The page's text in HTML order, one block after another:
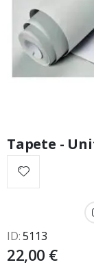
Tapete -
ID 5113
22,00 €